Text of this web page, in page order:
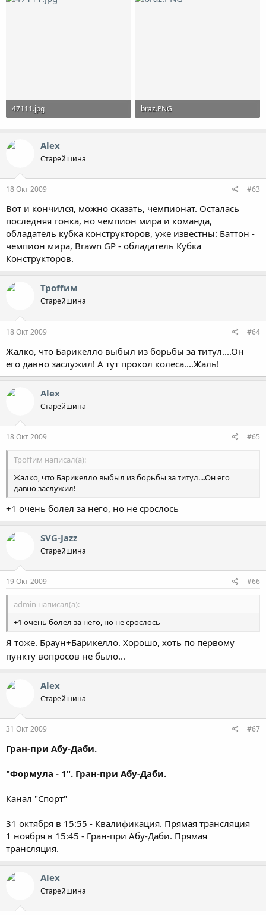
47111.jpg
58.5 KB · Просмотры: 2,338
braz.PNG
39.9 KB · Просмотры: 2,419
Alex
Старейшина
18 Окт 2009 #63
Вот и кончился, можно сказать, чемпионат. Осталась
последняя гонка, но чемпион мира и команда,
обладатель кубка конструкторов, уже известны: Баттон -
чемпион мира, Brawn GP - обладатель Кубка
Конструкторов.
Троffим
Старейшина
18 Окт 2009 #64
Жалко, что Барикелло выбыл из борьбы за титул....Он
его давно заслужил! А тут прокол колеса....Жаль!
Alex
Старейшина
18 Окт 2009 #65
Троffим написал(а):
Жалко, что Барикелло выбыл из борьбы за титул....Он его
давно заслужил!
+1 очень болел за него, но не срослось
SVG-Jazz
Старейшина
19 Окт 2009 #66
admin написал(а):
+1 очень болел за него, но не срослось
Я тоже. Браун+Барикелло. Хорошо, хоть по первому
пункту вопросов не было...
Alex
Старейшина
31 Окт 2009 #67
Гран-при Абу-Даби.
"Формула - 1". Гран-при Абу-Даби.
Канал "Спорт"
31 октября в 15:55 - Квалификация. Прямая трансляция
1 ноября в 15:45 - Гран-при Абу-Даби. Прямая
трансляция.
Alex
Старейшина